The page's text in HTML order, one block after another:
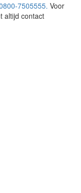
7505555. Voor
altijd contact